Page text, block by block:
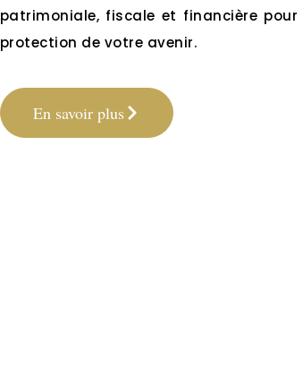
patrimoniale, fiscale et financière
protection de votre avenir.
En savoir plus